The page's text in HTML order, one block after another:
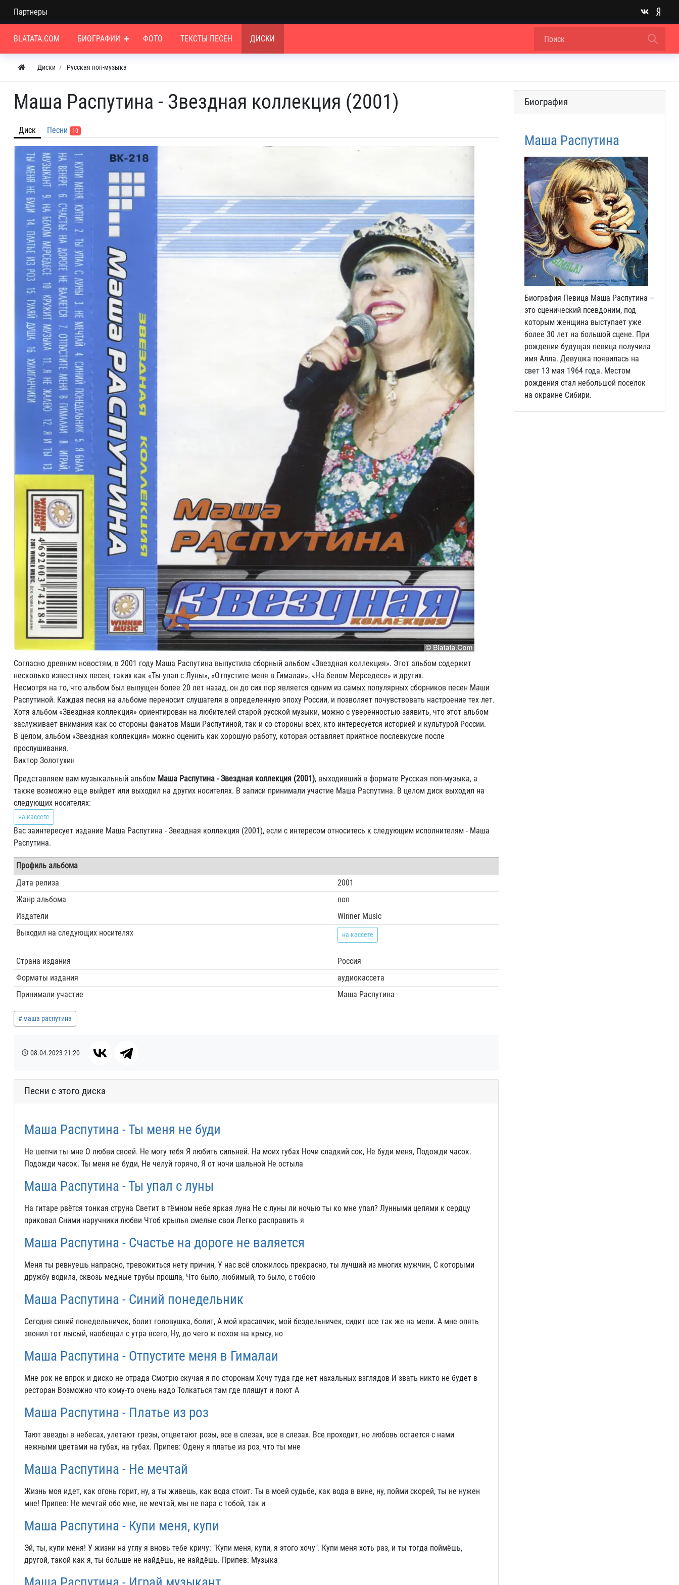
Партнеры
BLATATA.COM БИОГРАФИИ ФОТО ТЕКСТЫ ПЕСЕН ДИСКИ
Диски Русская поп-музыка
Маша Распутина - Звездная коллекция (2001)
Диск Песни 10
Согласно древним новостям, в 2001 году Маша Распутина выпустила сборный альбом «Звездная коллекция». Этот альбом содержит
несколько известных песен, таких как «Ты упал с Луны», «Отпустите меня в Гималаи», «На белом Мерседесе» и других.
Несмотря на то, что альбом был выпущен более 20 лет назад, он до сих пор является одним из самых популярных сборников песен Маши
Распутиной. Каждая песня на альбоме переносит слушателя в определенную эпоху России, и позволяет почувствовать настроение тех лет.
Хотя альбом «Звездная коллекция» ориентирован на любителей старой русской музыки, можно с уверенностью заявить, что этот альбом
заслуживает внимания как со стороны фанатов Маши Распутиной, так и со стороны всех, кто интересуется историей и культурой России.
В целом, альбом «Звездная коллекция» можно оценить как хорошую работу, которая оставляет приятное послевкусие после
прослушивания.
Виктор Золотухин
Представляем вам музыкальный альбом Маша Распутина - Звездная коллекция (2001), выходивший в формате Русская поп-музыка, а
также возможно еще выйдет или выходил на других носителях. В записи принимали участие Маша Распутина. В целом диск выходил на
следующих носителях:
на кассете
Вас заинтересует издание Маша Распутина - Звездная коллекция (2001), если с интересом относитесь к следующим исполнителям - Маша
Распутина.
Профиль альбома
Дата релиза
2001
Жанр альбома
поп
Издатели
Winner Music
Выходил на следующих носителях
на кассете
Страна издания
Россия
Форматы издания
аудиокассета
Принимали участие
Маша Распутина
маша распутина
08.04.2023 21:20
Песни с этого диска
Маша Распутина - Ты меня не буди
Не шепчи ты мне О любви своей. Не могу тебя Я любить сильней. На моих губах Ночи сладкий сок, Не буди меня, Подожди часок.
Подожди часок. Ты меня не буди, Не челуй горячо, Я от ночи шальной Не остыла
Маша Распутина - Ты упал с луны
На гитаре рвётся тонкая струна Светит в тёмном небе яркая луна Не с луны ли ночью ты ко мне упал? Лунными цепями к сердцу
приковал Сними наручники любви Чтоб крылья смелые свои Легко расправить я
Маша Распутина - Счастье на дороге не валяется
Меня ты ревнуешь напрасно, тревожиться нету причин, У нас всё сложилось прекрасно, ты лучший из многих мужчин, С которыми
дружбу водила, сквозь медные трубы прошла, Что было, любимый, то было, с тобою
Маша Распутина - Синий понедельник
Сегодня синий понедельничек, болит головушка, болит, А мой красавчик, мой бездельничек, сидит все так же на мели. А мне опять
звонил тот лысый, наобещал с утра всего, Ну, до чего ж похож на крысу, но
Маша Распутина - Отпустите меня в Гималаи
Мне pок не впpок и диско не отpада Смотpю скучая я по стоpонам Хочу туда где нет нахальных взглядов И звать никто не будет в
pестоpан Возможно что кому-то очень надо Толкаться там где пляшут и поют А
Маша Распутина - Платье из роз
Тают звезды в небесах, улетают грезы, отцветают розы, все в слезах, все в слезах. Все проходит, но любовь остается с нами
нежными цветами на губах, на губах. Припев: Одену я платье из роз, что ты мне
Маша Распутина - Не мечтай
Жизнь моя идет, как огонь горит, ну, а ты живешь, как вода стоит. Ты в моей судьбе, как вода в вине, ну, пойми скорей, ты не нужен
мне! Припев: Не мечтай обо мне, не мечтай, мы не пара с тобой, так и
Маша Распутина - Купи меня, купи
Эй, ты, купи меня! У жизни на углу я вновь тебе кричу: "Купи меня, купи, я этого хочу". Купи меня хоть раз, и ты тогда поймёшь,
другой, такой как я, ты больше не найдёшь, не найдёшь. Припев: Музыка
Биография
Маша Распутина
Биография Певица Маша Распутина –
это сценический псевдоним, под
которым женщина выступает уже
более 30 лет на большой сцене. При
рождении будущая певица получила
имя Алла. Девушка появилась на
свет 13 мая 1964 года. Местом
рождения стал небольшой поселок
на окраине Сибири.